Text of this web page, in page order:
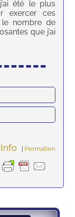
été le plus
exercer ces
le nombre de
que j’ai
Info | Permalien